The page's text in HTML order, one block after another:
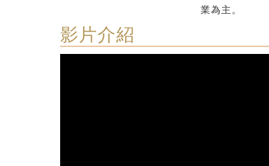
業為主。
影片介紹